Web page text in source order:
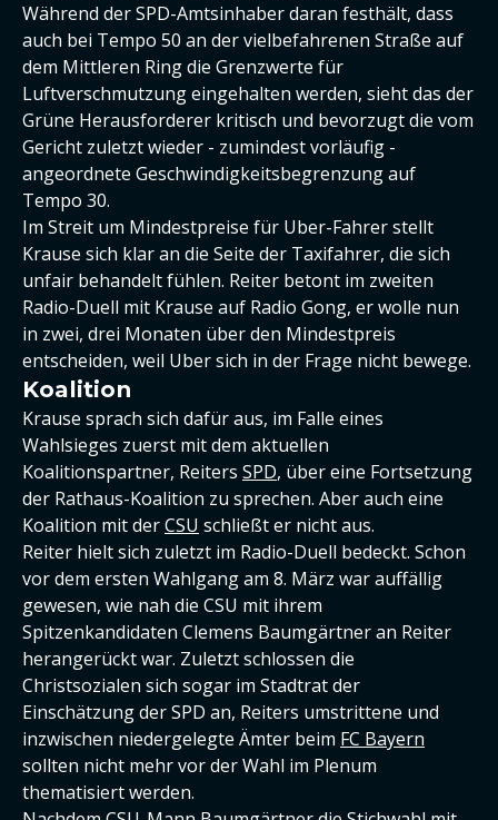
Während der SPD-Amtsinhaber daran festhält, dass
auch bei Tempo 50 an der vielbefahrenen Straße auf
dem Mittleren Ring die Grenzwerte für
Luftverschmutzung eingehalten werden, sieht das der
Grüne Herausforderer kritisch und bevorzugt die vom
Gericht zuletzt wieder - zumindest vorläufig -
angeordnete Geschwindigkeitsbegrenzung auf
Tempo 30.
Im Streit um Mindestpreise für Uber-Fahrer stellt
Krause sich klar an die Seite der Taxifahrer, die sich
unfair behandelt fühlen. Reiter betont im zweiten
Radio-Duell mit Krause auf Radio Gong, er wolle nun
in zwei, drei Monaten über den Mindestpreis
entscheiden, weil Uber sich in der Frage nicht bewege.
Koalition
Krause sprach sich dafür aus, im Falle eines
Wahlsieges zuerst mit dem aktuellen
Koalitionspartner, Reiters SPD, über eine Fortsetzung
der Rathaus-Koalition zu sprechen. Aber auch eine
Koalition mit derCSU schließt er nicht aus.
Reiter hielt sich zuletzt im Radio-Duell bedeckt. Schon
vor dem ersten Wahlgang am 8. März war auffällig
gewesen, wie nah die CSU mit ihrem
Spitzenkandidaten Clemens Baumgärtner an Reiter
herangerückt war. Zuletzt schlossen die
Christsozialen sich sogar im Stadtrat der
Einschätzung der SPD an, Reiters umstrittene und
inzwischen niedergelegte Ämter beim FC Bayern
sollten nicht mehr vor der Wahl im Plenum
thematisiert werden.